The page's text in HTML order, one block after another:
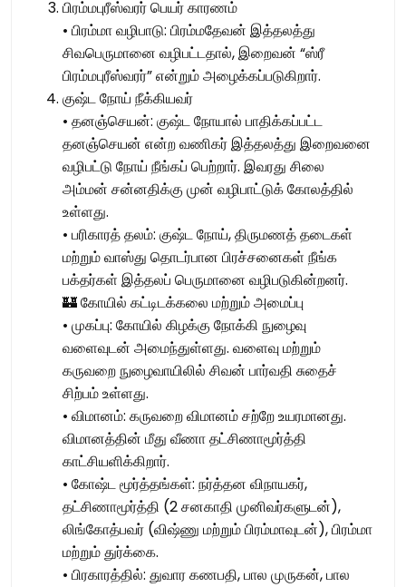
பிரம்மபுரீஸ்வரர் பெயர் காரணம்
• பிரம்மா வழிபாடு: பிரம்மதேவன் இத்தலத்து
சிவபெருமானை வழிபட்டதால், இறைவன் “ஸ்ரீ
பிரம்மபுரீஸ்வரர்” என்றும் அழைக்கப்படுகிறார்.
குஷ்ட நோய் நீக்கியவர்
• தனஞ்செயன்: குஷ்ட நோயால் பாதிக்கப்பட்ட
தனஞ்செயன் என்ற வணிகர் இத்தலத்து இறைவனை
வழிபட்டு நோய் நீங்கப் பெற்றார். இவரது சிலை
அம்மன் சன்னதிக்கு முன் வழிபாட்டுக் கோலத்தில்
உள்ளது.
• பரிகாரத் தலம்: குஷ்ட நோய், திருமணத் தடைகள்
மற்றும் வாஸ்து தொடர்பான பிரச்சனைகள் நீங்க
பக்தர்கள் இத்தலப் பெருமானை வழிபடுகின்றனர்.
🏰 கோயில் கட்டிடக்கலை மற்றும் அமைப்பு
• முகப்பு: கோயில் கிழக்கு நோக்கி நுழைவு
வளைவுடன் அமைந்துள்ளது. வளைவு மற்றும்
கருவறை நுழைவாயிலில் சிவன் பார்வதி சுதைச்
சிற்பம் உள்ளது.
• விமானம்: கருவறை விமானம் சற்றே உயரமானது.
விமானத்தின் மீது வீணா தட்சிணாமூர்த்தி
காட்சியளிக்கிறார்.
• கோஷ்ட மூர்த்தங்கள்: நர்த்தன விநாயகர்,
தட்சிணாமூர்த்தி (2 சனகாதி முனிவர்களுடன்),
லிங்கோத்பவர் (விஷ்ணு மற்றும் பிரம்மாவுடன்), பிரம்மா
மற்றும் துர்க்கை.
• பிரகாரத்தில்: துவார கணபதி, பால முருகன், பால